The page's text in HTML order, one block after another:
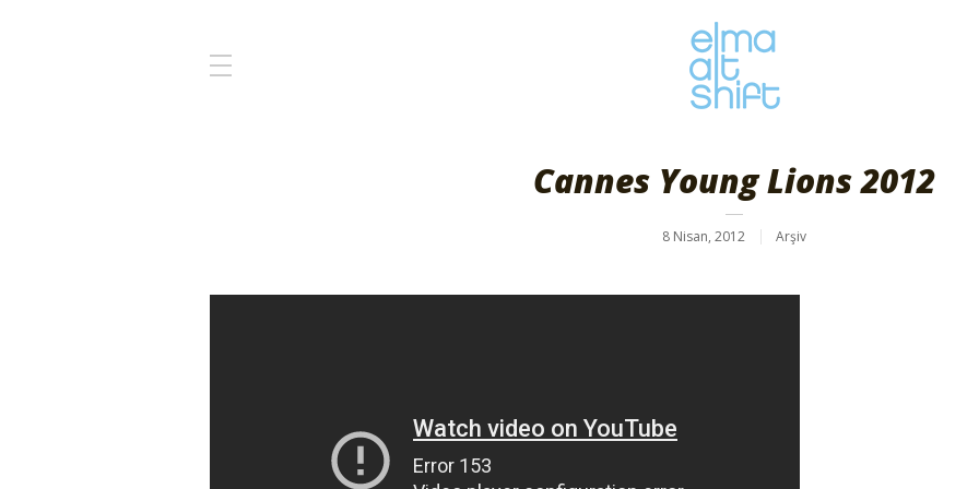
Cannes Young Lions 2012
8 Nisan, 2012 Arşiv